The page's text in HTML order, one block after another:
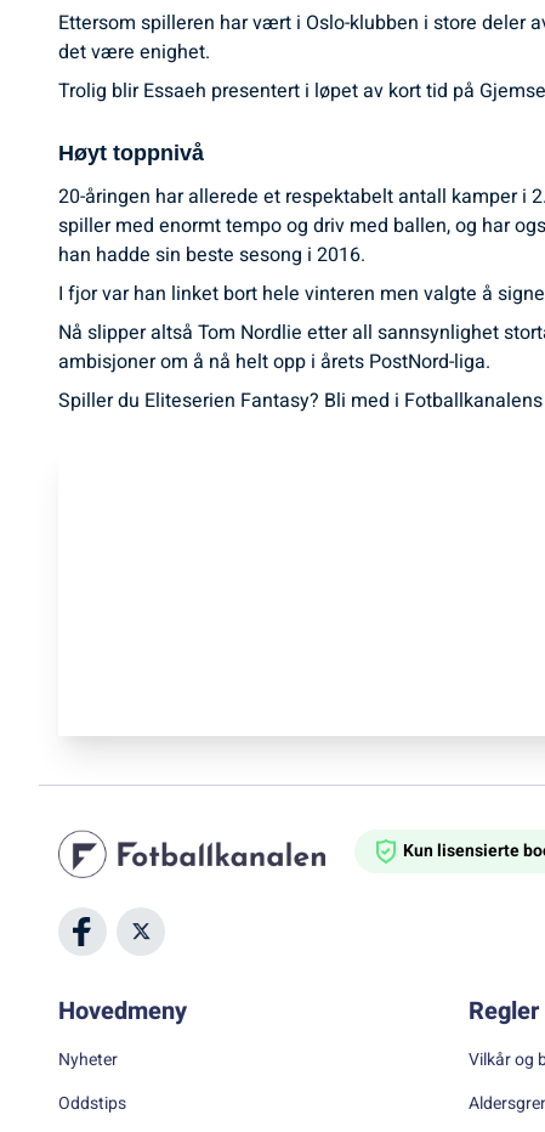
Ettersom spilleren har vært i Oslo-klubben i store deler
det være enighet.
Trolig blir Essaeh presentert i løpet av kort tid på
Høyt toppnivå
20-åringen har allerede et respektabelt antall kamper i
spiller med enormt tempo og driv med ballen, og har
han hadde sin beste sesong i 2016.
I fjor var han linket bort hele vinteren men valgte å
Nå slipper altså Tom Nordlie etter all sannsynlighet
ambisjoner om å nå helt opp i årets PostNord-liga.
Spiller du Eliteserien Fantasy? Bli med i
Kun lisensierte
Hovedmeny
Nyheter
Oddstips
Vilkår og